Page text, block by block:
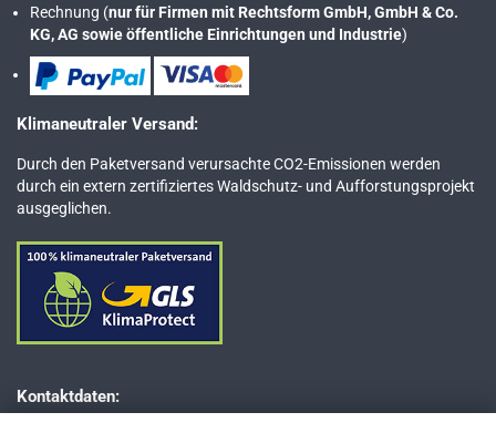
Rechnung (nur für Firmen mit Rechtsform GmbH, GmbH & Co.
KG, AG sowie öffentliche Einrichtungen und Industrie)
Klimaneutraler Versand:
Durch den Paketversand verursachte CO2-Emissionen werden
durch ein extern zertifiziertes Waldschutz- und Aufforstungsprojekt
ausgeglichen.
Kontaktdaten: